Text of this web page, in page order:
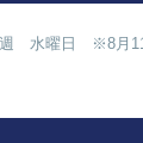
水曜日 ※8月11